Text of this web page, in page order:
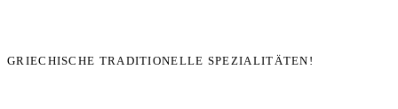
GRIECHISCHE TRADITIONELLE SPEZIALITÄTEN!